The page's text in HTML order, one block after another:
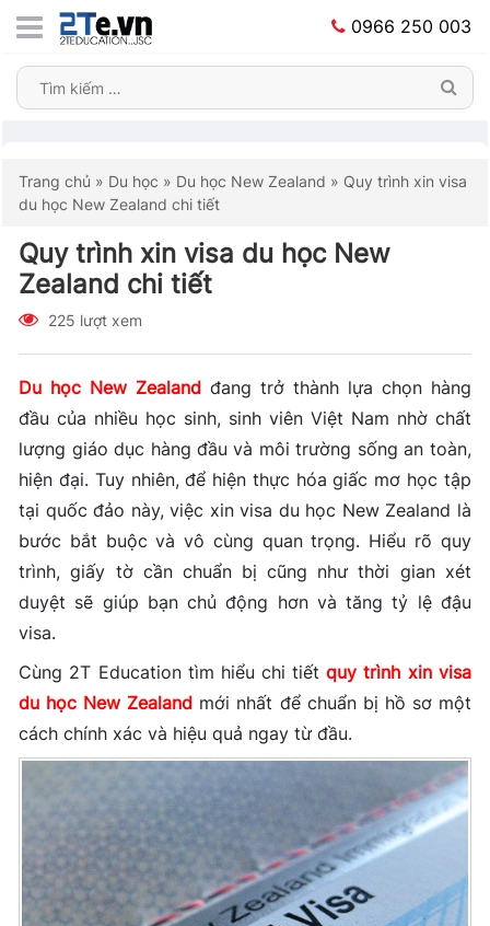
0966 250 003
Trang chủ » Du học » Du học New Zealand » Quy trình xin visa
du học New Zealand chi tiết
Quy trình xin visa du học New
Zealand chi tiết
225 lượt xem
Du học New Zealand đang trở thành lựa chọn hàng
đầu của nhiều học sinh, sinh viên Việt Nam nhờ chất
lượng giáo dục hàng đầu và môi trường sống an toàn,
hiện đại. Tuy nhiên, để hiện thực hóa giấc mơ học tập
tại quốc đảo này, việc xin visa du học New Zealand là
bước bắt buộc và vô cùng quan trọng. Hiểu rõ quy
trình, giấy tờ cần chuẩn bị cũng như thời gian xét
duyệt sẽ giúp bạn chủ động hơn và tăng tỷ lệ đậu
visa.
Cùng 2T Education tìm hiểu chi tiếtquy trình xin visa
du học New Zealand mới nhất để chuẩn bị hồ sơ một
cách chính xác và hiệu quả ngay từ đầu.